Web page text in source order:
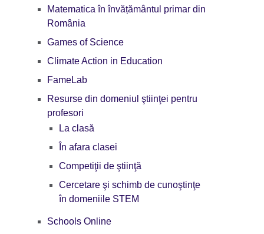
Matematica în învățământul primar din
România
Games of Science
Climate Action in Education
FameLab
Resurse din domeniul ştiinţei pentru
profesori
La clasă
În afara clasei
Competiţii de ştiinţă
Cercetare şi schimb de cunoştinţe
în domeniile STEM
Schools Online